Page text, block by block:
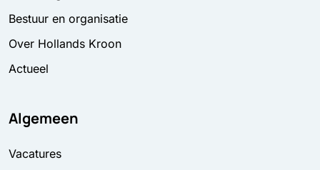
Bestuur en organisatie
Over Hollands Kroon
Actueel
Algemeen
Vacatures